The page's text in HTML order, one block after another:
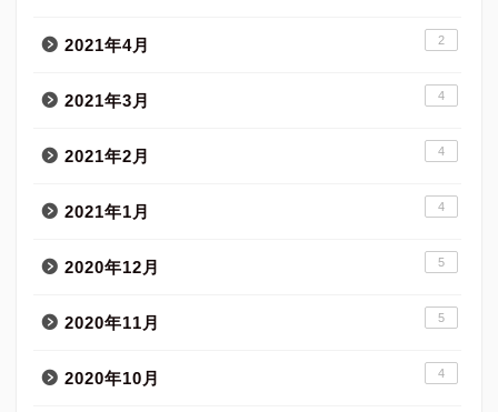
2021年4月 2
2021年3月 4
2021年2月 4
2021年1月 4
2020年12月 5
2020年11月 5
2020年10月 4